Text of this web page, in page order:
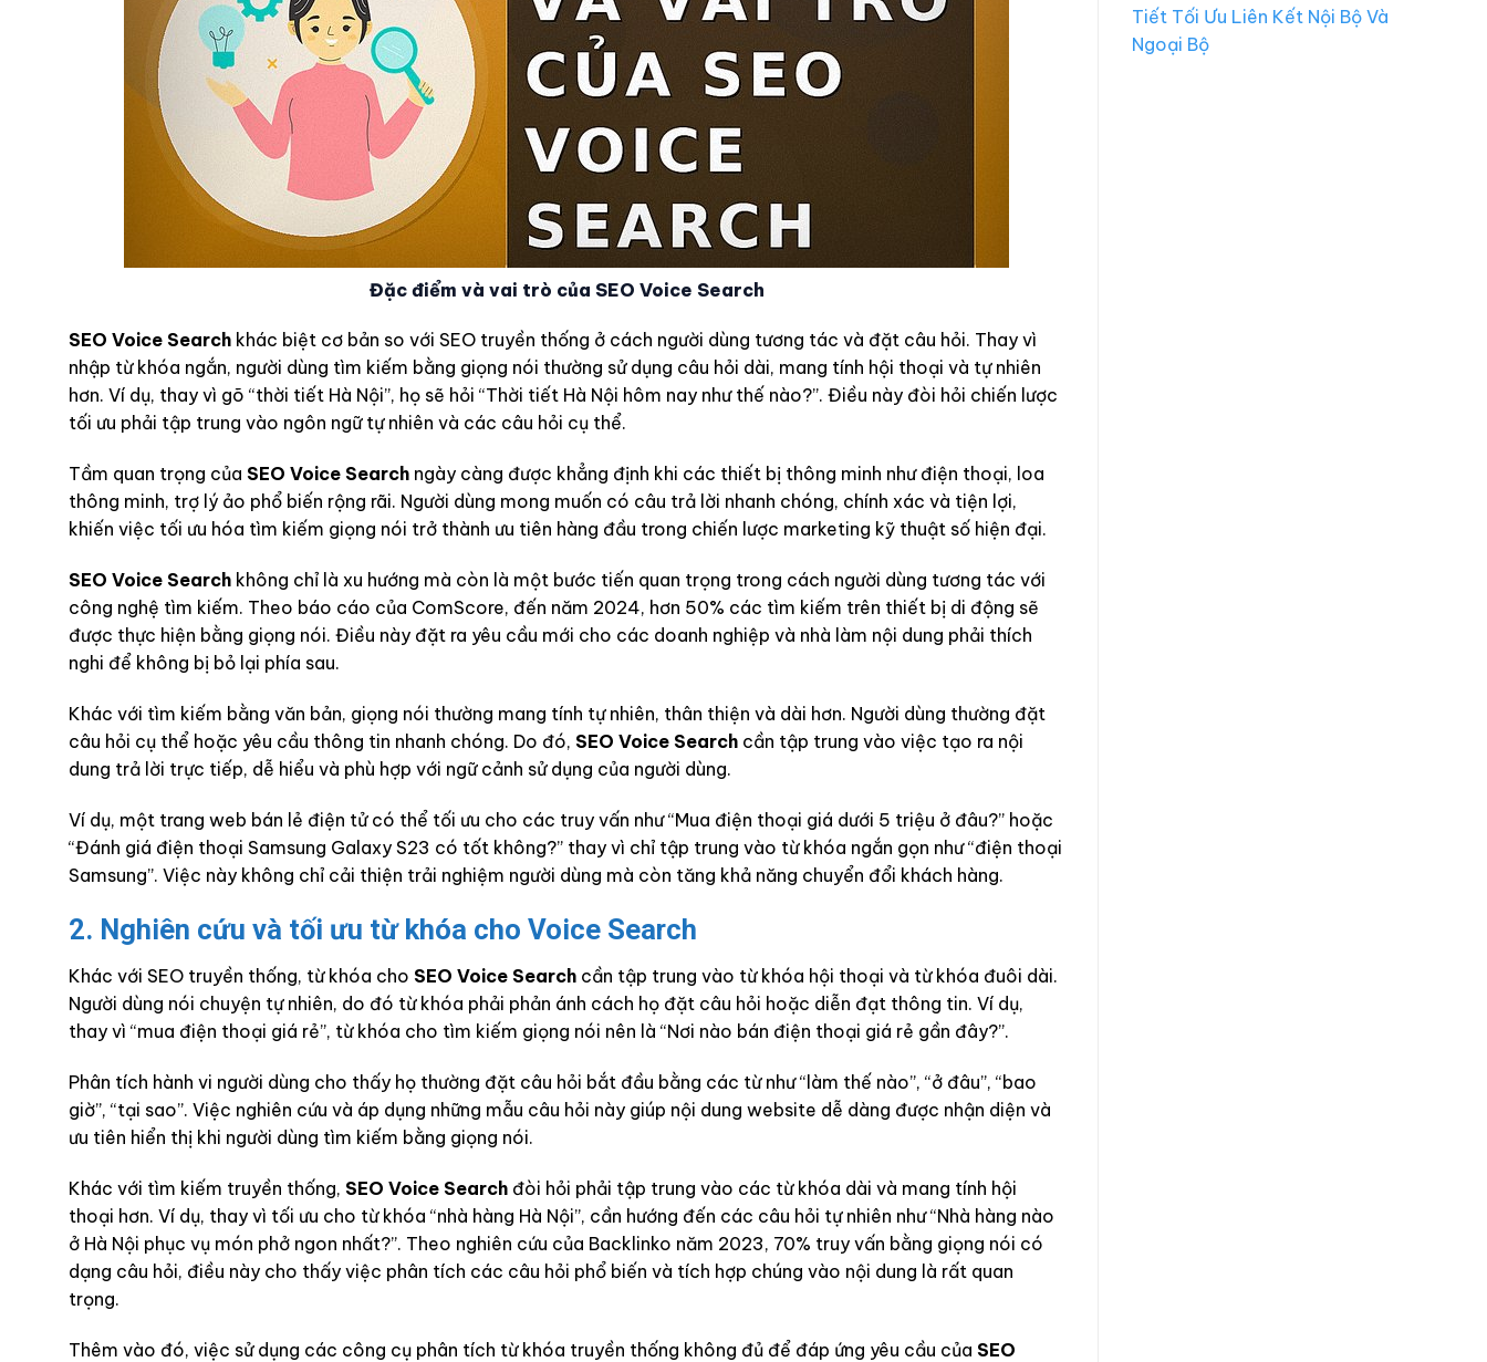
Đặc điểm và vai trò của SEO Voice Search
SEO Voice Search khác biệt cơ bản so với SEO truyền thống ở cách người dùng tương tác và đặt câu hỏi. Thay vì
nhập từ khóa ngắn, người dùng tìm kiếm bằng giọng nói thường sử dụng câu hỏi dài, mang tính hội thoại và tự nhiên
hơn. Ví dụ, thay vì gõ “thời tiết Hà Nội”, họ sẽ hỏi “Thời tiết Hà Nội hôm nay như thế nào?”. Điều này đòi hỏi chiến lược
tối ưu phải tập trung vào ngôn ngữ tự nhiên và các câu hỏi cụ thể.
Tầm quan trọng của SEO Voice Search ngày càng được khẳng định khi các thiết bị thông minh như điện thoại, loa
thông minh, trợ lý ảo phổ biến rộng rãi. Người dùng mong muốn có câu trả lời nhanh chóng, chính xác và tiện lợi,
khiến việc tối ưu hóa tìm kiếm giọng nói trở thành ưu tiên hàng đầu trong chiến lược marketing kỹ thuật số hiện đại.
SEO Voice Search không chỉ là xu hướng mà còn là một bước tiến quan trọng trong cách người dùng tương tác với
công nghệ tìm kiếm. Theo báo cáo của ComScore, đến năm 2024, hơn 50% các tìm kiếm trên thiết bị di động sẽ
được thực hiện bằng giọng nói. Điều này đặt ra yêu cầu mới cho các doanh nghiệp và nhà làm nội dung phải thích
nghi để không bị bỏ lại phía sau.
Khác với tìm kiếm bằng văn bản, giọng nói thường mang tính tự nhiên, thân thiện và dài hơn. Người dùng thường đặt
câu hỏi cụ thể hoặc yêu cầu thông tin nhanh chóng. Do đó, SEO Voice Search cần tập trung vào việc tạo ra nội
dung trả lời trực tiếp, dễ hiểu và phù hợp với ngữ cảnh sử dụng của người dùng.
Ví dụ, một trang web bán lẻ điện tử có thể tối ưu cho các truy vấn như “Mua điện thoại giá dưới 5 triệu ở đâu?” hoặc
“Đánh giá điện thoại Samsung Galaxy S23 có tốt không?” thay vì chỉ tập trung vào từ khóa ngắn gọn như “điện thoại
Samsung”. Việc này không chỉ cải thiện trải nghiệm người dùng mà còn tăng khả năng chuyển đổi khách hàng.
2. Nghiên cứu và tối ưu từ khóa cho Voice Search
Khác với SEO truyền thống, từ khóa cho SEO Voice Search cần tập trung vào từ khóa hội thoại và từ khóa đuôi dài.
Người dùng nói chuyện tự nhiên, do đó từ khóa phải phản ánh cách họ đặt câu hỏi hoặc diễn đạt thông tin. Ví dụ,
thay vì “mua điện thoại giá rẻ”, từ khóa cho tìm kiếm giọng nói nên là “Nơi nào bán điện thoại giá rẻ gần đây?”.
Phân tích hành vi người dùng cho thấy họ thường đặt câu hỏi bắt đầu bằng các từ như “làm thế nào”, “ở đâu”, “bao
giờ”, “tại sao”. Việc nghiên cứu và áp dụng những mẫu câu hỏi này giúp nội dung website dễ dàng được nhận diện và
ưu tiên hiển thị khi người dùng tìm kiếm bằng giọng nói.
Khác với tìm kiếm truyền thống, SEO Voice Search đòi hỏi phải tập trung vào các từ khóa dài và mang tính hội
thoại hơn. Ví dụ, thay vì tối ưu cho từ khóa “nhà hàng Hà Nội”, cần hướng đến các câu hỏi tự nhiên như “Nhà hàng nào
ở Hà Nội phục vụ món phở ngon nhất?”. Theo nghiên cứu của Backlinko năm 2023, 70% truy vấn bằng giọng nói có
dạng câu hỏi, điều này cho thấy việc phân tích các câu hỏi phổ biến và tích hợp chúng vào nội dung là rất quan
trọng.
Thêm vào đó, việc sử dụng các công cụ phân tích từ khóa truyền thống không đủ để đáp ứng yêu cầu của SEO
Tiết Tối Ưu Liên Kết Nội Bộ Và
Ngoại Bộ